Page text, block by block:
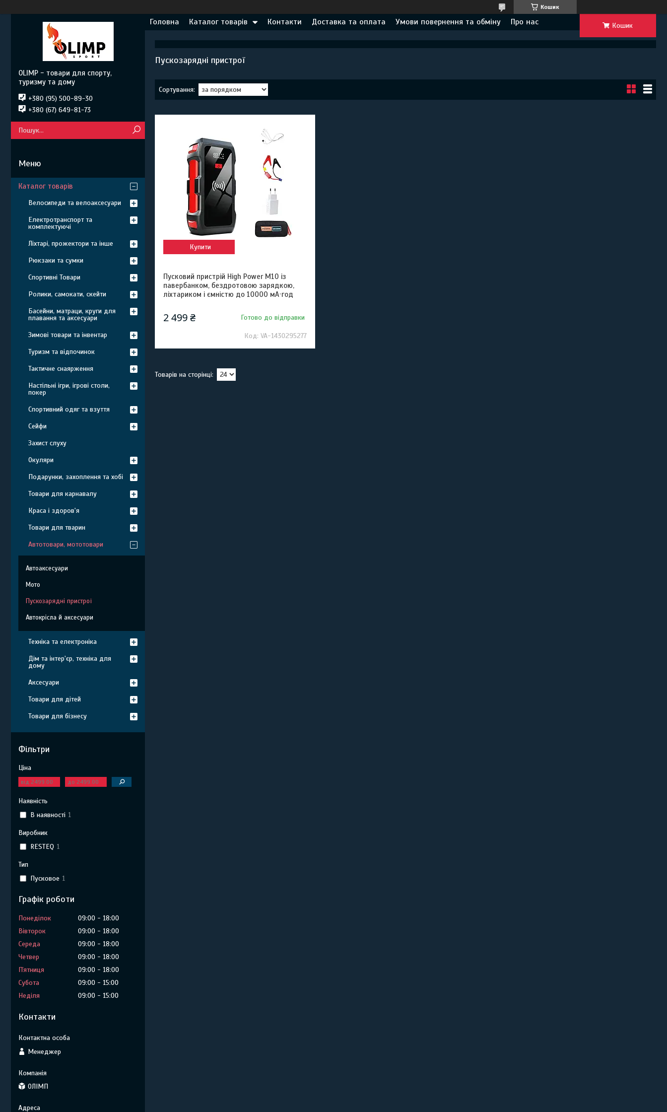
Кошик
Головна Каталог товарів Контакти Доставка та оплата Умови повернення та обміну Про нас Кошик
Пускозарядні пристрої
Купити
Пусковий пристрій High Power M10 із
павербанком, бездротовою зарядкою,
ліхтариком і ємністю до 10000 мА·год
2 499 ₴ Готово до відправки
VA-1430295277
OLIMP - товари для спорту,
туризму та дому
+380 (95) 500-89-30
+380 (67) 649-81-73
Каталог товарів
Велосипеди та велоаксесуари
Електротранспорт та
комплектуючі
Ліхтарі, прожектори та інше
Рюкзаки та сумки
Спортивні Товари
Ролики, самокати, скейти
Басейни, матраци, круги для
плавання та аксесуари
Зимові товари та інвентар
Туризм та відпочинок
Тактичне снаярження
Настільні ігри, ігрові столи,
покер
Спортивний одяг та взуття
Сейфи
Захист слуху
Окуляри
Подарунки, захоплення та хобі
Товари для карнавалу
Краса і здоров'я
Товари для тварин
Автотовари, мототовари
Автоаксесуари
Мото
Пускозарядні пристрої
Автокрісла й аксесуари
Техніка та електроніка
Дім та інтер'єр, техніка для
дому
Аксесуари
Товари для дітей
Товари для бізнесу
Фільтри
Ціна
Наявність
В наявності 1
Виробник
RESTEQ 1
Тип
Пусковое 1
Графік роботи
Понеділок 09:00
18:00
Вівторок
09:00
18:00
Середа
09:00
18:00
Четвер
09:00
18:00
Пʼятниця
09:00
18:00
Субота
09:00
15:00
Неділя
09:00 15:00
Контакти
Менеджер
ОЛІМП